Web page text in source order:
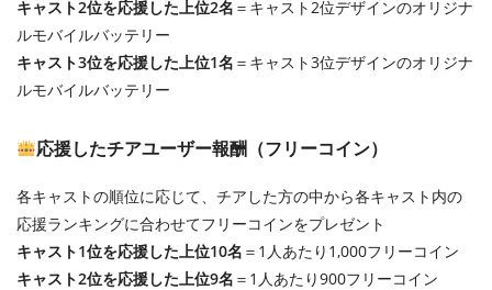
キャスト2位を応援した上位2名 ＝キャスト2位デザインのオリジナ
ルモバイルバッテリー
キャスト3位を応援した上位1名 ＝キャスト3位デザインのオリジナ
ルモバイルバッテリー
応援したチアユーザー報酬（フリーコイン）
各キャストの順位に応じて、チアした方の中から各キャスト内の
応援ランキングに合わせてフリーコインをプレゼント
キャスト1位を応援した上位10名 ＝1人あたり1,000フリーコイン
キャスト2位を応援した上位9名 ＝1人あたり900フリーコイン